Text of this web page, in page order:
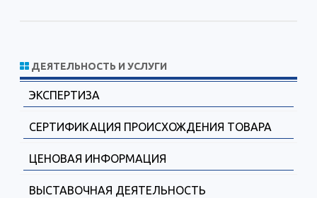
ДЕЯТЕЛЬНОСТЬ И УСЛУГИ
ЭКСПЕРТИЗА
СЕРТИФИКАЦИЯ ПРОИСХОЖДЕНИЯ ТОВАРА
ЦЕНОВАЯ ИНФОРМАЦИЯ
ВЫСТАВОЧНАЯ ДЕЯТЕЛЬНОСТЬ